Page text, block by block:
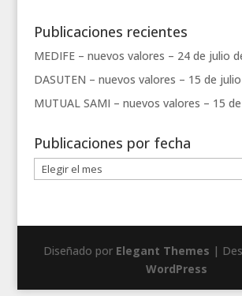
Publicaciones recientes
MEDIFE – nuevos valores – 24 de julio
DASUTEN – nuevos valores – 15 de
MUTUAL SAMI – nuevos valores – 15
Publicaciones por fecha
Publicaciones
por
Diseñado por Elegant Themes |
WordPress